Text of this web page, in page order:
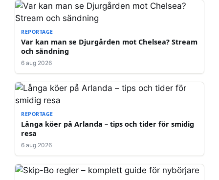
REPORTAGE
Var kan man se Djurgården mot Chelsea? Stream
och sändning
6 aug 2026
REPORTAGE
Långa köer på Arlanda – tips och tider för smidig
resa
6 aug 2026